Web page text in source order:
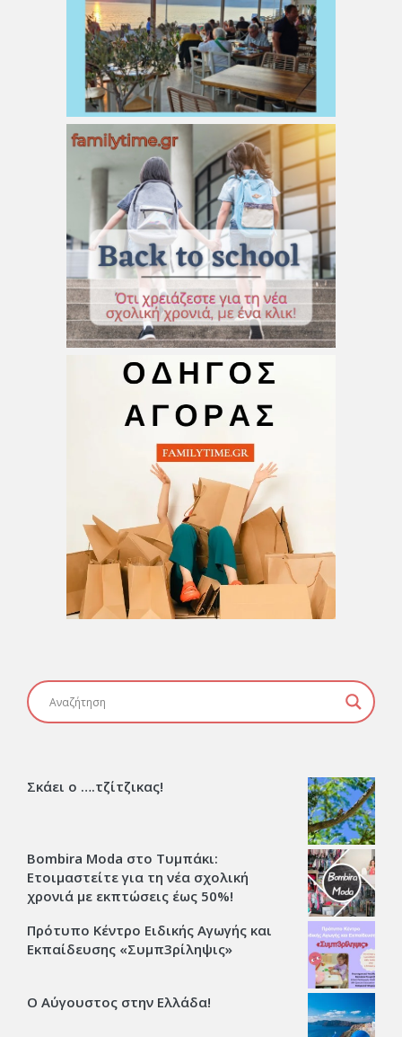
Σκάει ο ….τζίτζικας!
Bombira Moda στο Τυμπάκι:
Ετοιμαστείτε για τη νέα σχολική
χρονιά με εκπτώσεις έως 50%!
Πρότυπο Κέντρο Ειδικής Αγωγής και
Εκπαίδευσης «Συμπ3ρίληψις»
Ο Αύγουστος στην Ελλάδα!